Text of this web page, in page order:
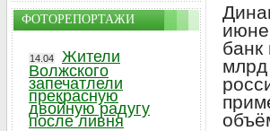
июне
банк
млрд
ФОТОРЕПОРТАЖИ
14.04
Жители
Волжского
запечатлели
прекрасную
двойную радугу
после ливня